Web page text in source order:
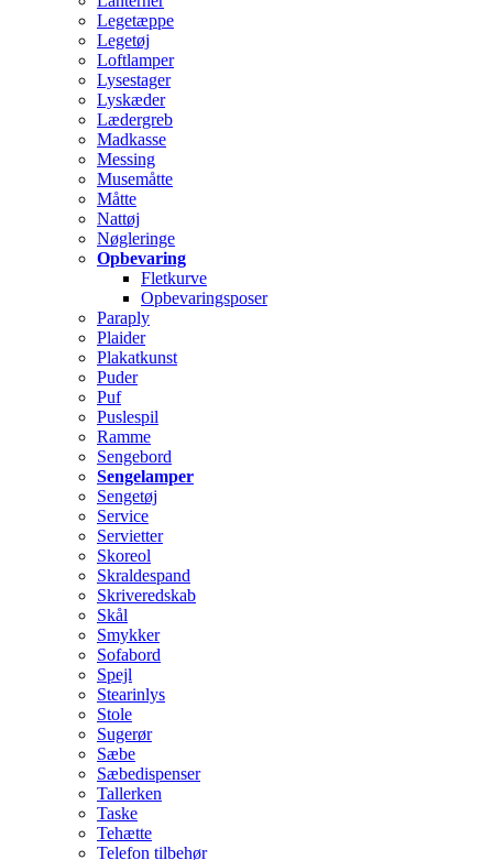
Legetæppe
Legetøj
Loftlamper
Lysestager
Lyskæder
Lædergreb
Madkasse
Messing
Musemåtte
Måtte
Nattøj
Nøgleringe
Opbevaring
Fletkurve
Opbevaringsposer
Paraply
Plaider
Plakatkunst
Puder
Puf
Puslespil
Ramme
Sengebord
Sengelamper
Sengetøj
Service
Servietter
Skoreol
Skraldespand
Skriveredskab
Skål
Smykker
Sofabord
Spejl
Stearinlys
Stole
Sugerør
Sæbe
Sæbedispenser
Tallerken
Taske
Tehætte
Telefon tilbehør